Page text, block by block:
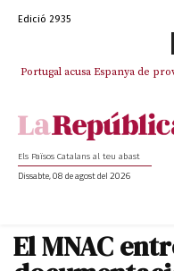
Edició 2935
Portugal acusa Espanya de
Els Països Catalans al teu abast
Dissabte, 08 de agost del 2026
El MNAC